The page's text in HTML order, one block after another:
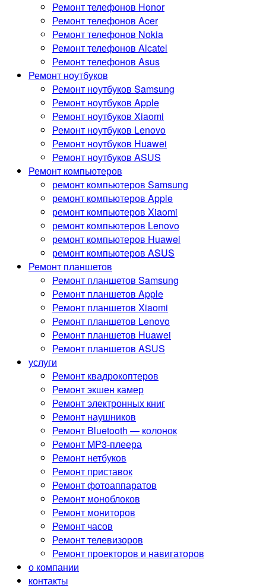
Ремонт телефонов Honor
Ремонт телефонов Acer
Ремонт телефонов Nokia
Ремонт телефонов Alcatel
Ремонт телефонов Asus
Ремонт ноутбуков
Ремонт ноутбуков Samsung
Ремонт ноутбуков Apple
Ремонт ноутбуков Xiaomi
Ремонт ноутбуков Lenovo
Ремонт ноутбуков Huawei
Ремонт ноутбуков ASUS
Ремонт компьютеров
ремонт компьютеров Samsung
ремонт компьютеров Apple
ремонт компьютеров Xiaomi
ремонт компьютеров Lenovo
ремонт компьютеров Huawei
ремонт компьютеров ASUS
Ремонт планшетов
Ремонт планшетов Samsung
Ремонт планшетов Apple
Ремонт планшетов Xiaomi
Ремонт планшетов Lenovo
Ремонт планшетов Huawei
Ремонт планшетов ASUS
услуги
Ремонт квадрокоптеров
Ремонт экшен камер
Ремонт электронных книг
Ремонт наушников
Ремонт Bluetooth — колонок
Ремонт MP3-плеера
Ремонт нетбуков
Ремонт приставок
Ремонт фотоаппаратов
Ремонт моноблоков
Ремонт мониторов
Ремонт часов
Ремонт телевизоров
Ремонт проекторов и навигаторов
о компании
контакты